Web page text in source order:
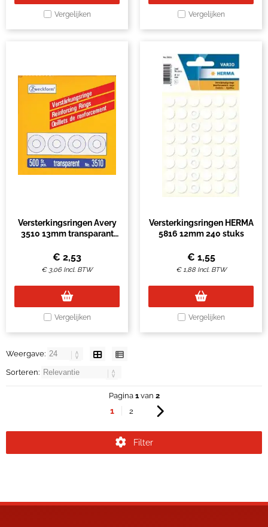
Vergelijken Vergelijken
Versterkingsringen Avery
3510 13mm transparant
€ 2,53
€ 3,06 Incl. BTW
Vergelijken
Versterkingsringen HERMA
5816 12mm 240 stuks
€ 1,55
€1,88 Incl. BTW
Vergelijken
Weergave:
Sorteren:
Pagina 1van 2
1 2
Filter